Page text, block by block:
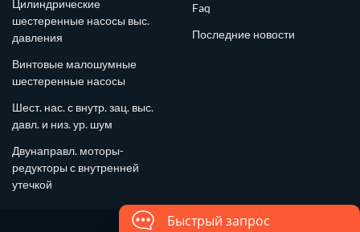
Цилиндрические
шестеренные насосы выс.
давления
Винтовые малошумные
шестеренные насосы
Шест. нас. с внутр. зац. выс.
давл. и низ. ур. шум
Двунаправл. моторы-
редукторы с внутренней
утечкой
Faq
Последние новости
Быстрый запрос